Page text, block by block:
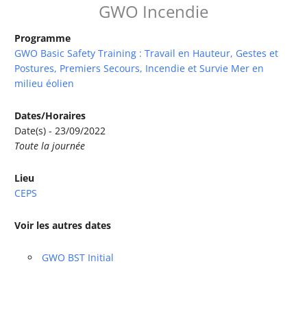
GWO Incendie
Programme
GWO Basic Safety Training : Travail en Hauteur, Gestes et
Postures, Premiers Secours, Incendie et Survie Mer en
milieu éolien
Dates/Horaires
Date(s) - 23/09/2022
Toute la journée
Lieu
CEPS
Voir les autres dates
GWO BST Initial